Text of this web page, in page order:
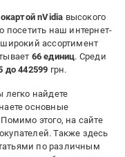
nVidia высокого
посетить наш интернет-
ассортимент
66 единиц. Среди
до 442599 грн.
легко найдете
основные
этого, на сайте
Также здесь
по различным